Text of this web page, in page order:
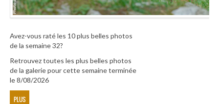
Avez-vous raté les 10 plus belles photos
de la semaine 32?
Retrouvez toutes les plus belles photos
de la galerie pour cette semaine terminée
le 8/08/2026
PLUS